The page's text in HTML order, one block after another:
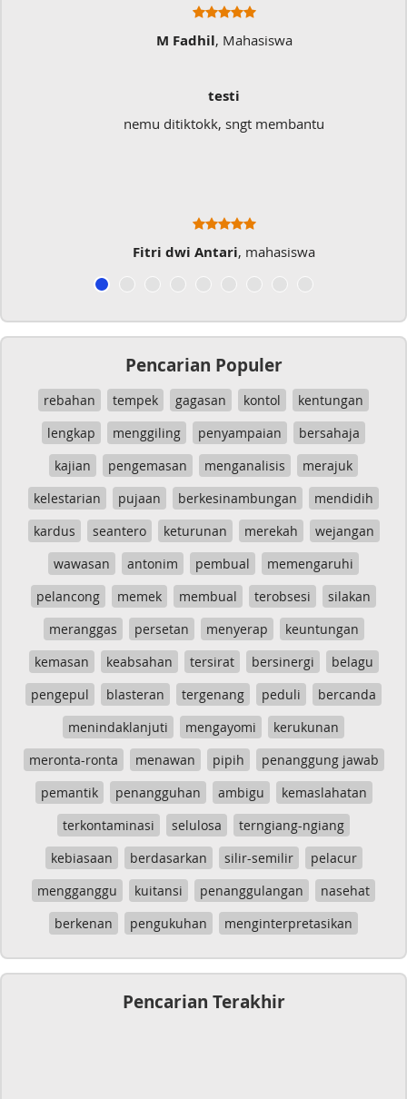
Sangat membantu buat type saya
Musicer Indo
Pencarian Populer
rebahan tempek gagasan kontol
kentungan
lengkap
menggiling penyampaian
bersahaja
kajian
pengemasan menganalisis
merajuk
kelestarian
pujaan berkesinambungan
mendidih
kardus
seantero keturunan merekah
wejangan
wawasan
antonim pembual
memengaruhi
pelancong
memek membual terobsesi
silakan
meranggas
persetan menyerap
keuntungan
kemasan
keabsahan tersirat bersinergi
belagu
pengepul
blasteran tergenang peduli
bercanda
menindaklanjuti
mengayomi
kerukunan
meronta-ronta
menawan pipih
penanggung jawab
pemantik
penangguhan ambigu
kemaslahatan
terkontaminasi
selulosa
terngiang-ngiang
kebiasaan
berdasarkan silir-semilir
pelacur
mengganggu
kuitansi penanggulangan
nasehat
berkenan
pengukuhan menginterpretasikan
Pencarian Terakhir